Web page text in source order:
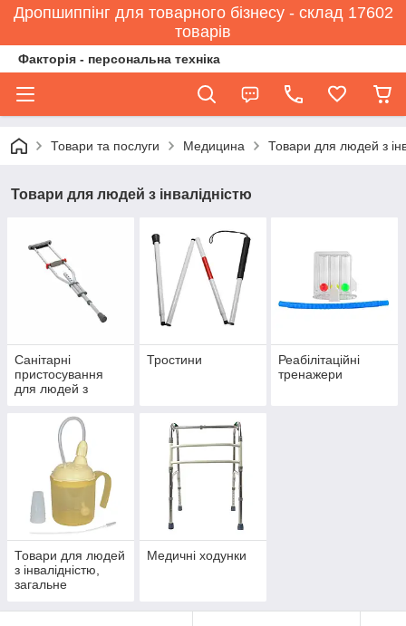
Дропшиппінг для товарного бізнесу - склад 17602
товарів
Факторія - персональна техніка
Товари та послуги Медицина Товари для людей з
Товари для людей з інвалідністю
Санітарні
пристосування
для людей з
Тростини
Реабілітаційні
тренажери
Товари для людей
з інвалідністю,
загальне
Медичні ходунки